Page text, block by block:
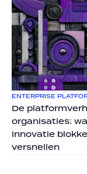
ENTERPRISE
De
organisaties:
innovatie
versnellen